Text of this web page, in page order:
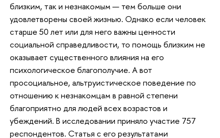
близким, так и незнакомым — тем больше они
удовлетворены своей жизнью. Однако если человек
старше 50 лет или для него важны ценности
социальной справедливости, то помощь близким не
оказывает существенного влияния на его
психологическое благополучие. А вот
просоциальное, альтруистическое поведение по
отношению к незнакомцам в равной степени
благоприятно для людей всех возрастов и
убеждений. В исследовании приняло участие 757
респондентов. Статья с его результатами